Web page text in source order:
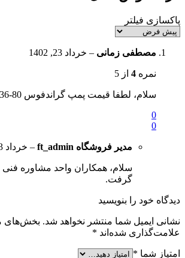
پاکسازی فیلتر
مصطفی زمانی – خرداد 23, 1402
نمره 4 از 5
سلام، لطفا قیمت پمپ گراندفوس UPS 36-80 را اعلام نمایید
0
0
مدیر فروشگاه ft_admin
– خرداد 23, 1402
سلام، همکاران واحد مشاوره فنی
گرفت.
دیدگاه خود را بنویسید
نشانی ایمیل شما منتشر نخواهد شد. بخش‌های
علامت‌گذاری شده‌اند *
امتیاز شما *